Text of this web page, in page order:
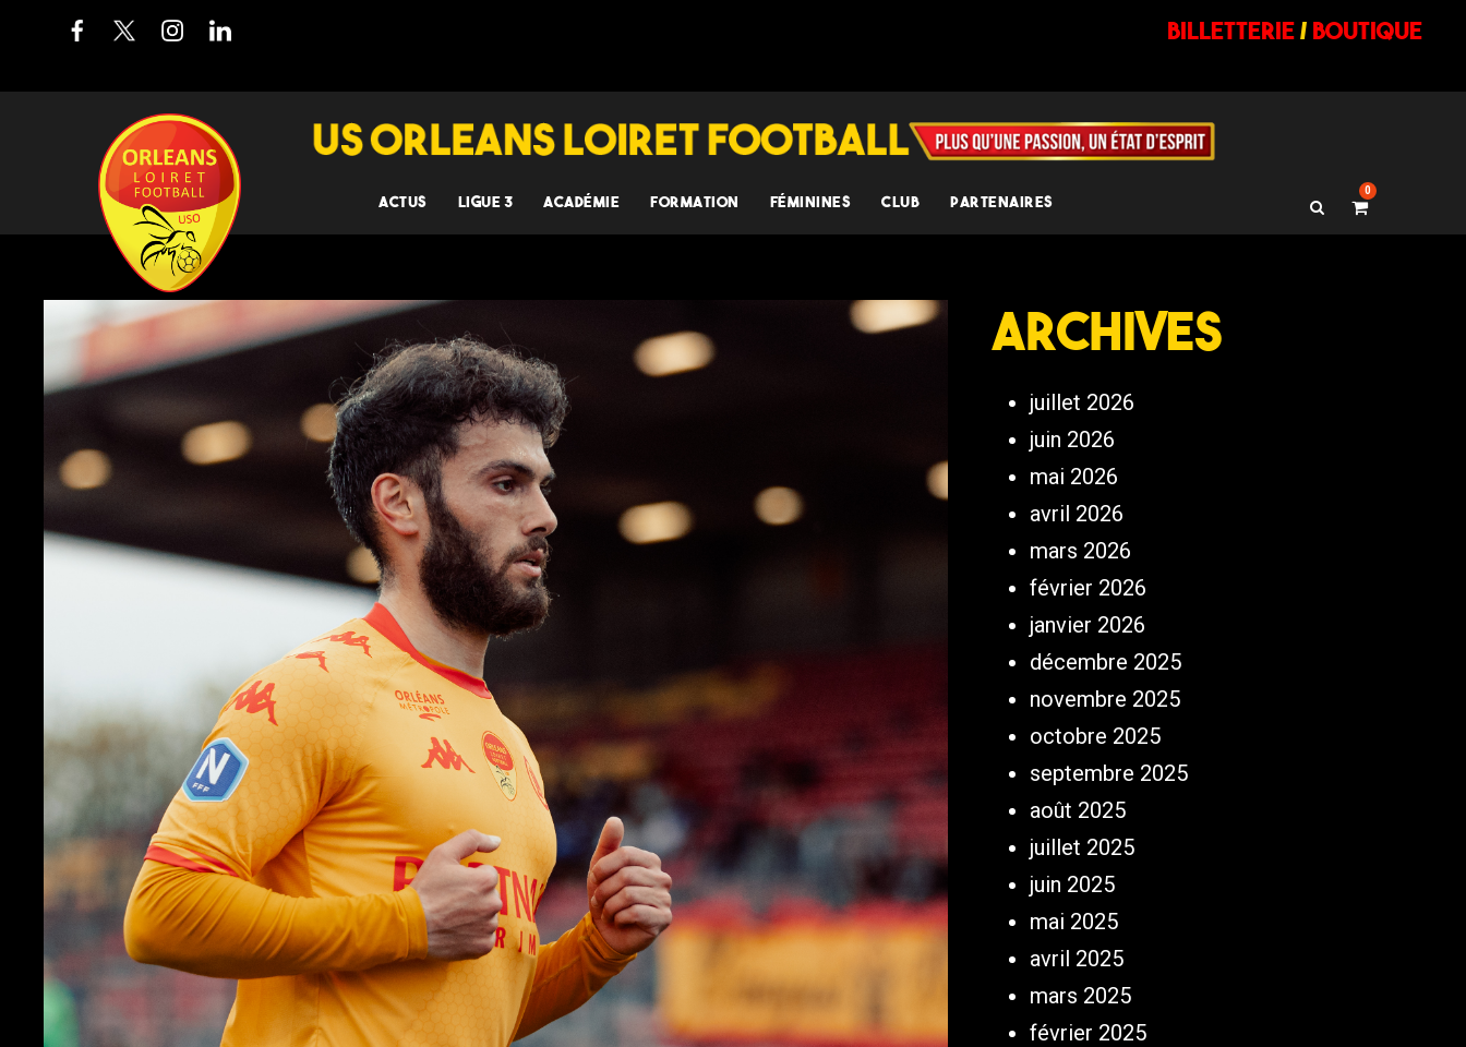
billetterie/ BOUTIQUE
ACTUS LIGUE 3 ACADÉMIE FORMATION FÉMININES CLUB PARTENAIRES
0
Archives
juillet 2026
juin 2026
mai 2026
avril 2026
mars 2026
février 2026
janvier 2026
décembre 2025
novembre 2025
octobre 2025
septembre 2025
août 2025
juillet 2025
juin 2025
mai 2025
avril 2025
mars 2025
février 2025